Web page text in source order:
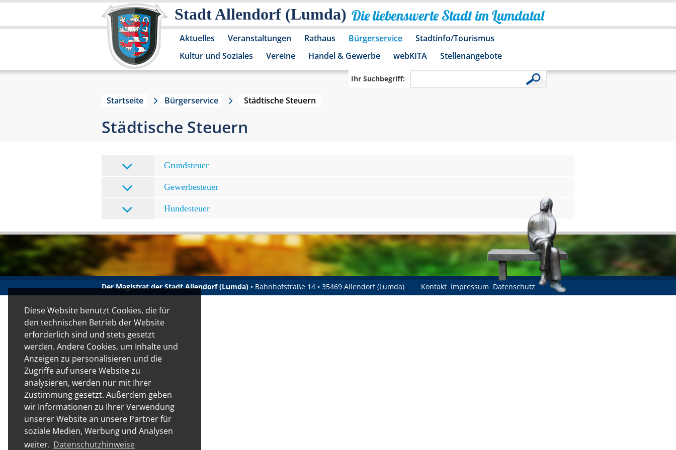
Diese Website benutzt Cookies, die für
den technischen Betrieb der Website
erforderlich sind und stets gesetzt
werden. Andere Cookies, um Inhalte und
Anzeigen zu personalisieren und die
Zugriffe auf unsere Website zu
analysieren, werden nur mit Ihrer
Zustimmung gesetzt. Außerdem geben
wir Informationen zu Ihrer Verwendung
unserer Website an unsere Partner für
soziale Medien, Werbung und Analysen
weiter. Datenschutzhinweise
Stadt Allendorf (Lumda) Die liebenswerte Stadt im Lumdatal
Aktuelles Veranstaltungen Rathaus Bürgerservice
Stadtinfo/Tourismus
Kultur und Soziales
Vereine Handel & Gewerbe webKITA Stellenangebote
Ihr Suchbegriff:
Startseite Bürgerservice Städtische Steuern
Städtische Steuern
Grundsteuer
Gewerbesteuer
Hundesteuer
Der Magistrat der Stadt Allendorf (Lumda) • Bahnhofstraße 14 • 35469 Allendorf (Lumda) Kontakt Impressum Datenschutz